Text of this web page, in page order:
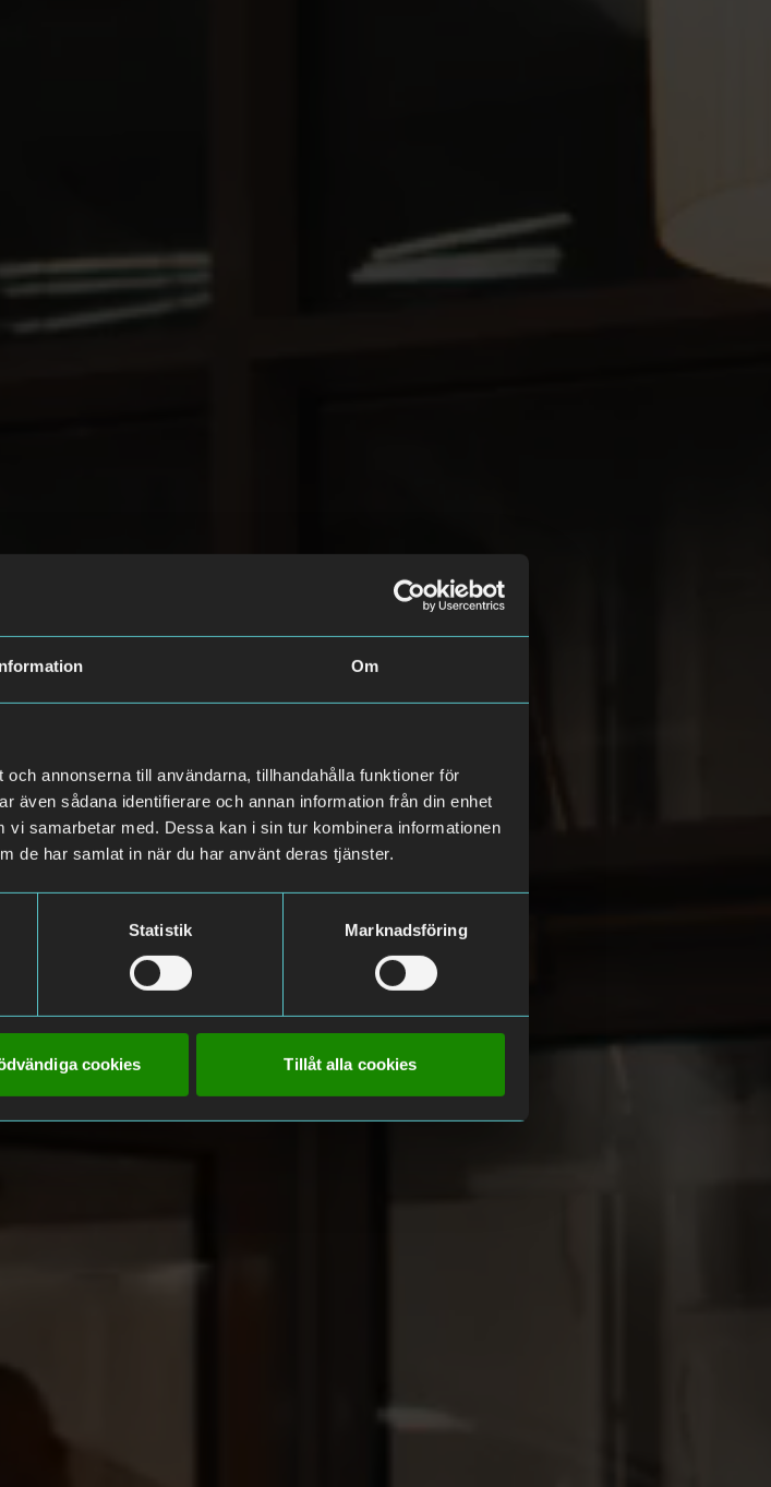
Om
annonserna till användarna, tillhandahålla funktioner för
även sådana identifierare och annan information från din enhet
samarbetar med. Dessa kan i sin tur kombinera informationen
de har samlat in när du har använt deras tjänster.
Statistik Marknadsföring
cookies Tillåt alla cookies